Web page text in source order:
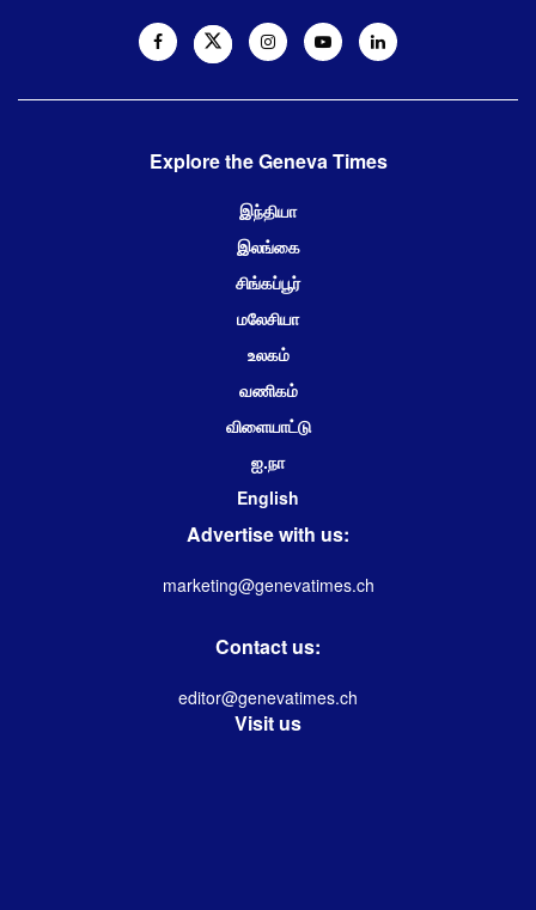
Explore the Geneva Times
இந்தியா
இலங்கை
சிங்கப்பூர்
மலேசியா
உலகம்
வணிகம்
விளையாட்டு
ஐ.நா
English
Advertise with us:
marketing@genevatimes.ch
Contact us:
editor@genevatimes.ch
Visit us